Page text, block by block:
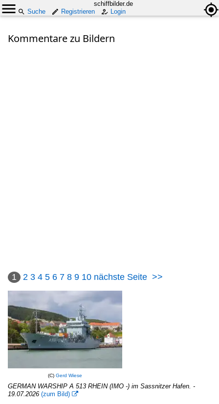
schiffbilder.de
Suche
Registrieren Login
Kommentare zu Bildern
1 2 3 4 5 6 7 8 9 10 nächste Seite >>
(C) Gerd Wiese
GERMAN WARSHIP A 513 RHEIN (IMO -) im Sassnitzer Hafen. -
19.07.2026 (zum Bild) 